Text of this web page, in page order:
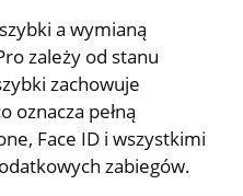
a wymianą
zależy od stanu
zachowuje
oznacza pełną
Face ID i wszystkimi
zabiegów.